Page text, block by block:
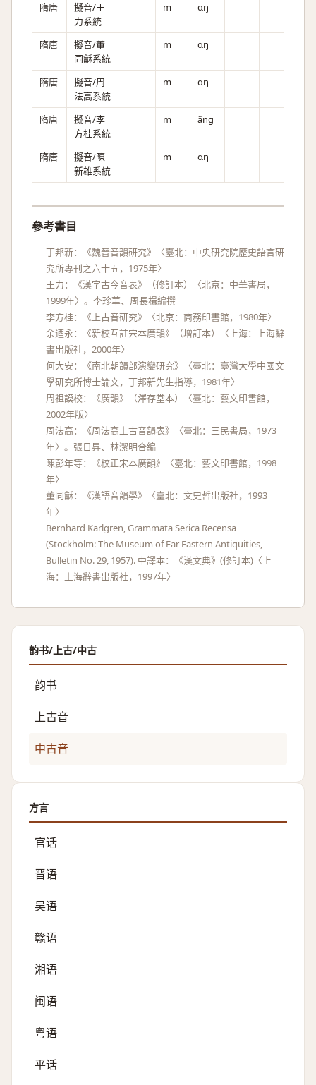
隋唐
擬音/王
力系統
m ɑŋ
隋唐
擬音/董
同龢系統
m ɑŋ
隋唐
擬音/周
法高系統
m ɑŋ
隋唐
擬音/李
方桂系統
m âng
隋唐
擬音/陳
新雄系統
m ɑŋ
參考書目
丁邦新：《魏晉音韻研究》〈臺北：中央研究院歷史語言研
究所專刊之六十五，1975年〉
王力：《漢字古今音表》（修訂本）〈北京：中華書局，
1999年〉。李珍華、周長楫編撰
李方桂：《上古音研究》〈北京：商務印書館，1980年〉
余迺永：《新校互註宋本廣韻》（增訂本）〈上海：上海辭
書出版社，2000年〉
何大安：《南北朝韻部演變研究》〈臺北：臺灣大學中國文
學研究所博士論文，丁邦新先生指導，1981年〉
周祖謨校：《廣韻》（澤存堂本）〈臺北：藝文印書館，
2002年版〉
周法高：《周法高上古音韻表》〈臺北：三民書局，1973
年〉。張日昇、林潔明合編
陳彭年等：《校正宋本廣韻》〈臺北：藝文印書館，1998
年〉
董同龢：《漢語音韻學》〈臺北：文史哲出版社，1993
年〉
Bernhard Karlgren, Grammata Serica Recensa
(Stockholm: The Museum of Far Eastern Antiquities,
Bulletin No. 29, 1957). 中譯本：《漢文典》(修訂本)〈上
海：上海辭書出版社，1997年〉
韵书/上古/中古
韵书
上古音
中古音
方言
官话
晋语
吴语
赣语
湘语
闽语
粤语
平话